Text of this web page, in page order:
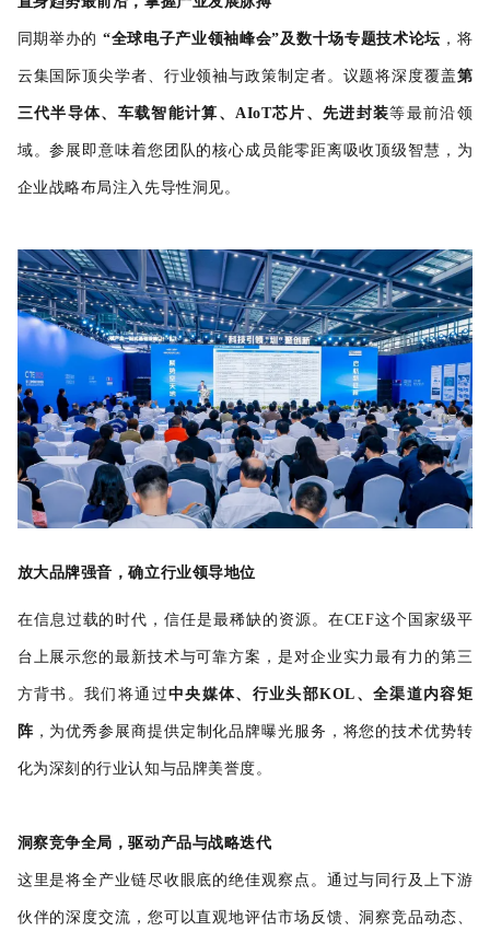
同期举办的 “全球电子产业领袖峰会”及数十场专题技术论坛 ，将
云集国际顶尖学者、行业领袖与政策制定者。议题将深度覆盖第
三代半导体、车载智能计算、AIoT芯片、先进封装等最前沿领
域。参展即意味着您团队的核心成员能零距离吸收顶级智慧，为
企业战略布局注入先导性洞见。
放大品牌强音，确立行业领导地位
在信息过载的时代，信任是最稀缺的资源。在CEF这个国家级平
台上展示您的最新技术与可靠方案，是对企业实力最有力的第三
方背书。我们将通过中央媒体、行业头部KOL、全渠道内容矩
阵 ，为优秀参展商提供定制化品牌曝光服务，将您的技术优势转
化为深刻的行业认知与品牌美誉度。
洞察竞争全局，驱动产品与战略迭代
这里是将全产业链尽收眼底的绝佳观察点。通过与同行及上下游
伙伴的深度交流，您可以直观地评估市场反馈、洞察竞品动态、